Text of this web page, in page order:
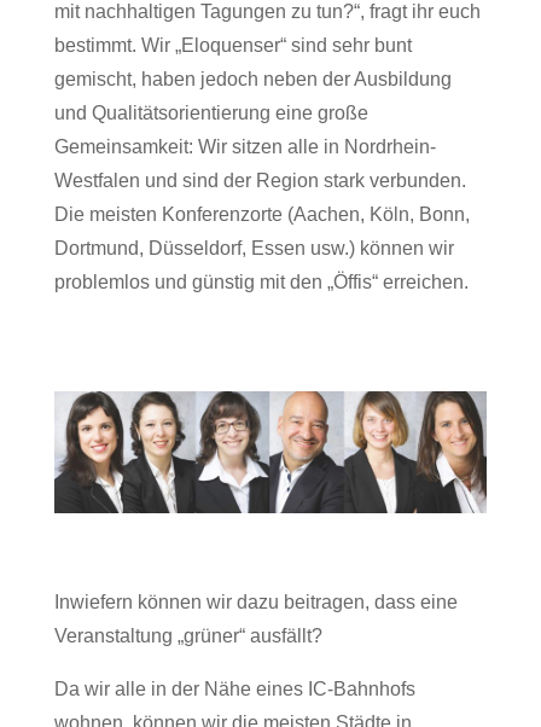
mit nachhaltigen Tagungen zu tun?“, fragt ihr euch
bestimmt. Wir „Eloquenser“ sind sehr bunt
gemischt, haben jedoch neben der Ausbildung
und Qualitätsorientierung eine große
Gemeinsamkeit: Wir sitzen alle in Nordrhein-
Westfalen und sind der Region stark verbunden.
Die meisten Konferenzorte (Aachen, Köln, Bonn,
Dortmund, Düsseldorf, Essen usw.) können wir
problemlos und günstig mit den „Öffis“ erreichen.
Inwiefern können wir dazu beitragen, dass eine
Veranstaltung „grüner“ ausfällt?
Da wir alle in der Nähe eines IC-Bahnhofs
wohnen, können wir die meisten Städte in